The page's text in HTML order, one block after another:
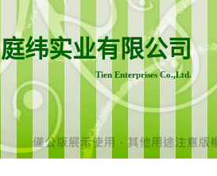
庭纬实业有限公司
Tien Enterprises Co.,Ltd.